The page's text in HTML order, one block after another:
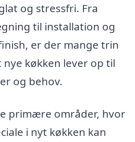
og stressfri. Fra
til installation og
er der mange trin
køkken lever op til
og behov.
primære områder, hvor
i nyt køkken kan